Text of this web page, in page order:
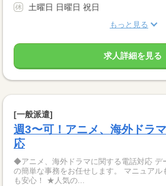
土曜日 日曜日 祝日
もっと見る
求人詳細を見る
[一般派遣]
週3〜可！アニメ、海外ドラ
応
◆アニメ、海外ドラマに関する電話対応 データ入力や電話応対など
の簡単な事務をお任せします。 マニュアル
も安心！ ★人気の...